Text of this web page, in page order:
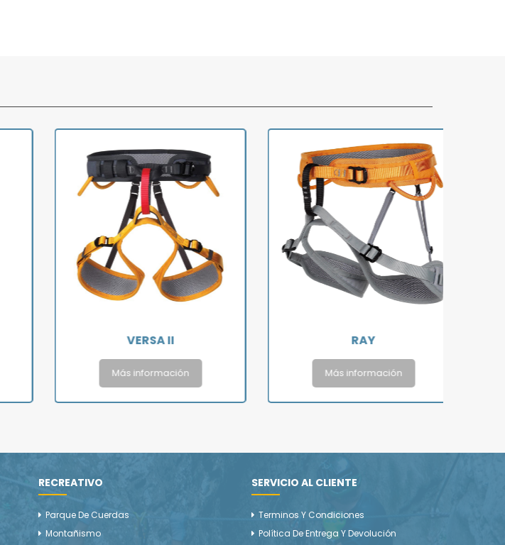
VERSA II
Más información
RAY
Más información
RECREATIVO
Parque De Cuerdas
Montañismo
SERVICIO AL CLIENTE
Terminos Y Condiciones
Política De Entrega Y Devolución